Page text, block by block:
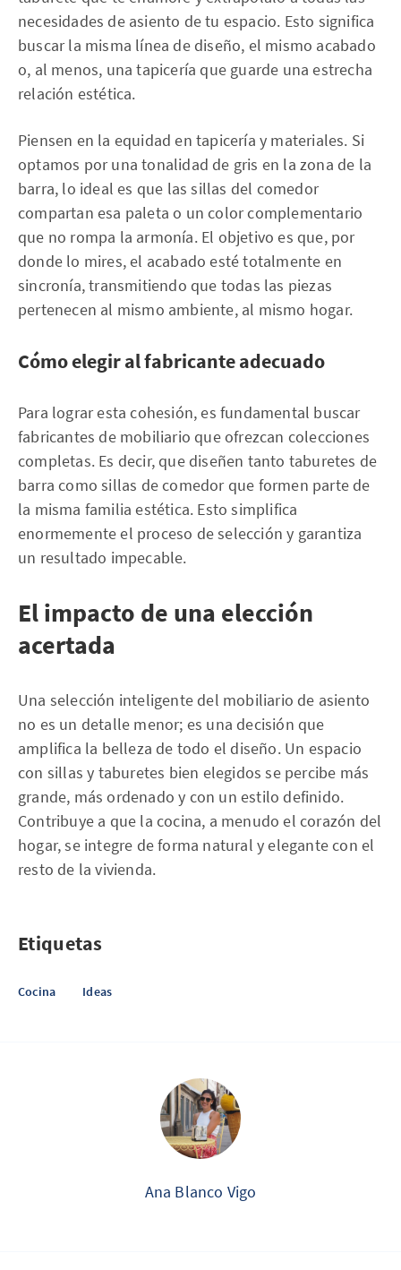
necesidades de asiento de tu espacio. Esto significa
buscar la misma línea de diseño, el mismo acabado
o, al menos, una tapicería que guarde una estrecha
relación estética.
Piensen en la equidad en tapicería y materiales. Si
optamos por una tonalidad de gris en la zona de la
barra, lo ideal es que las sillas del comedor
compartan esa paleta o un color complementario
que no rompa la armonía. El objetivo es que, por
donde lo mires, el acabado esté totalmente en
sincronía, transmitiendo que todas las piezas
pertenecen al mismo ambiente, al mismo hogar.
Cómo elegir al fabricante adecuado
Para lograr esta cohesión, es fundamental buscar
fabricantes de mobiliario que ofrezcan colecciones
completas. Es decir, que diseñen tanto taburetes de
barra como sillas de comedor que formen parte de
la misma familia estética. Esto simplifica
enormemente el proceso de selección y garantiza
un resultado impecable.
El impacto de una elección
acertada
Una selección inteligente del mobiliario de asiento
no es un detalle menor; es una decisión que
amplifica la belleza de todo el diseño. Un espacio
con sillas y taburetes bien elegidos se percibe más
grande, más ordenado y con un estilo definido.
Contribuye a que la cocina, a menudo el corazón del
hogar, se integre de forma natural y elegante con el
resto de la vivienda.
Etiquetas
Cocina Ideas
Ana Blanco Vigo